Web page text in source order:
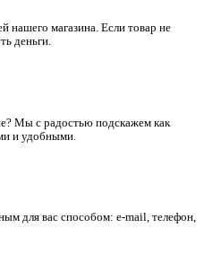
нашего магазина. Если товар не
деньги.
Мы с радостью подскажем как
и удобными.
для вас способом: e-mail, телефон,